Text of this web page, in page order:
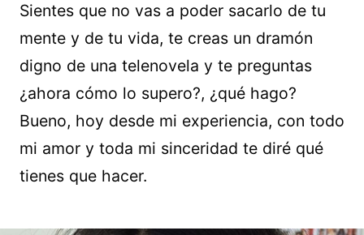
Sientes que no vas a poder sacarlo de tu
mente y de tu vida, te creas un dramón
digno de una telenovela y te preguntas
¿ahora cómo lo supero?, ¿qué hago?
Bueno, hoy desde mi experiencia, con todo
mi amor y toda mi sinceridad te diré qué
tienes que hacer.